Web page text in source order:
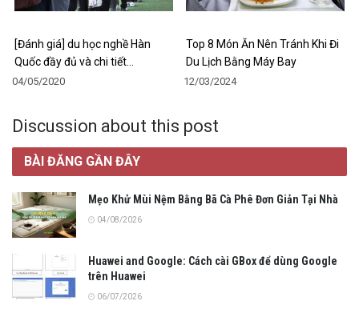
[Đánh giá] du học nghề Hàn
Quốc đầy đủ và chi tiết…
04/05/2020
Top 8 Món Ăn Nên Tránh Khi Đi
Du Lịch Bằng Máy Bay
12/03/2024
Discussion about this post
BÀI ĐĂNG GẦN ĐÂY
Mẹo Khử Mùi Nệm Bằng Bã Cà Phê Đơn Giản Tại Nhà
04/08/2026
Huawei and Google: Cách cài GBox để dùng Google
trên Huawei
06/07/2026